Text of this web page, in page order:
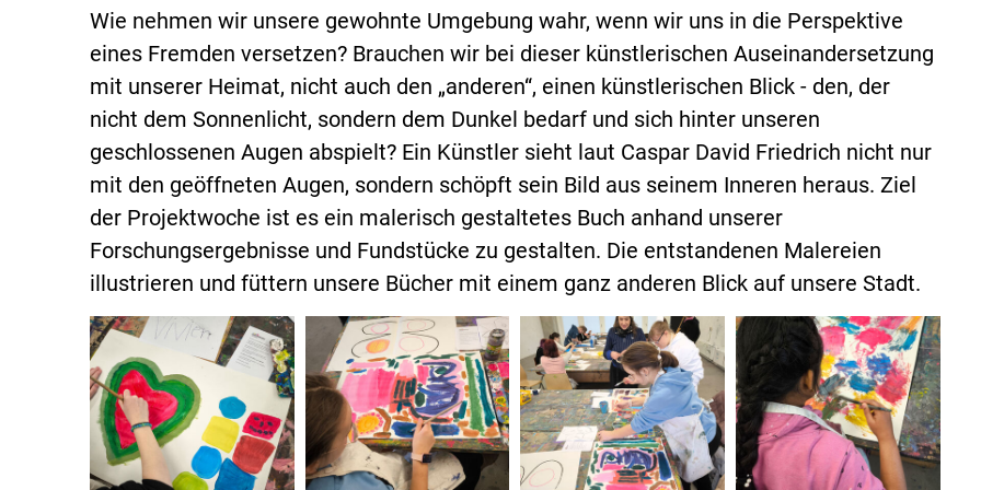
Wie nehmen wir unsere gewohnte Umgebung wahr, wenn wir uns in die Perspektive
eines Fremden versetzen? Brauchen wir bei dieser künstlerischen Auseinandersetzung
mit unserer Heimat, nicht auch den „anderen“, einen künstlerischen Blick - den, der
nicht dem Sonnenlicht, sondern dem Dunkel bedarf und sich hinter unseren
geschlossenen Augen abspielt? Ein Künstler sieht laut Caspar David Friedrich nicht nur
mit den geöffneten Augen, sondern schöpft sein Bild aus seinem Inneren heraus. Ziel
der Projektwoche ist es ein malerisch gestaltetes Buch anhand unserer
Forschungsergebnisse und Fundstücke zu gestalten. Die entstandenen Malereien
illustrieren und füttern unsere Bücher mit einem ganz anderen Blick auf unsere Stadt.